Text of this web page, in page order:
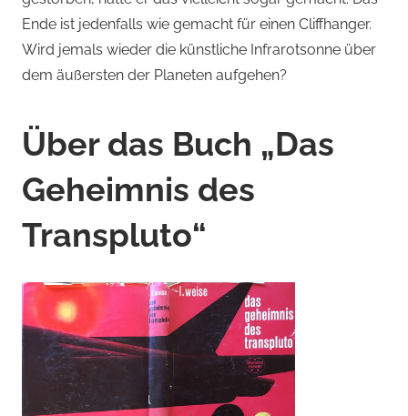
Ende ist jedenfalls wie gemacht für einen Cliffhanger.
Wird jemals wieder die künstliche Infrarotsonne über
dem äußersten der Planeten aufgehen?
Über das Buch „Das
Geheimnis des
Transpluto“